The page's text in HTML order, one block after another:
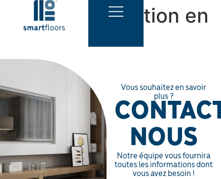
Seuil de dilatation en
Vous souhaitez en savoir
plus ?
NOUS
Notre équipe vous fournira
toutes les informations dont
vous avez besoin !